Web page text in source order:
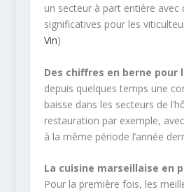
un secteur à part entière avec
significatives pour les
Vin)
Des chiffres en berne pour
depuis quelques temps une
baisse dans les secteurs de
restauration par exemple,
à la même période l’année
La cuisine marseillaise en
Pour la première fois, les